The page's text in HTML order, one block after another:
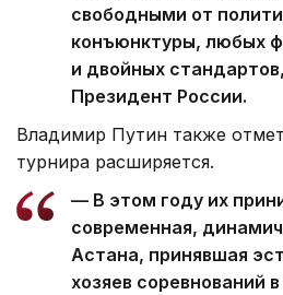
свободными от
конъюнктуры, любых
и двойных
Президент России.
Владимир Путин также
турнира расширяется.
— В этом году их
современная,
Астана, принявшая
хозяев соревнований